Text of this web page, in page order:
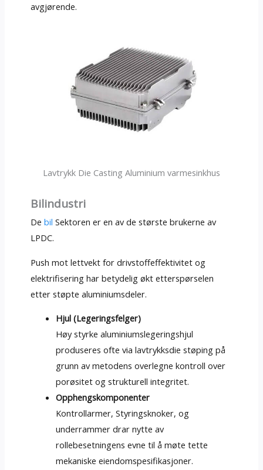
avgjørende.
Lavtrykk Die Casting Aluminium varmesinkhus
Bilindustri
De bil Sektoren er en av de største brukerne av
LPDC.
Push mot lettvekt for drivstoffeffektivitet og
elektrifisering har betydelig økt etterspørselen
etter støpte aluminiumsdeler.
Hjul (Legeringsfelger)
Høy styrke aluminiumslegeringshjul
produseres ofte via lavtrykksdie støping på
grunn av metodens overlegne kontroll over
porøsitet og strukturell integritet.
Opphengskomponenter
Kontrollarmer, Styringsknoker, og
underrammer drar nytte av
rollebesetningens evne til å møte tette
mekaniske eiendomspesifikasjoner.